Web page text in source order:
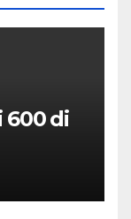
di